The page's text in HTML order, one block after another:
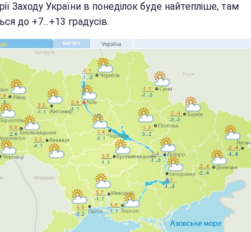
Заходу України в понеділок буде найтепліше, там
до +7...+13 градусів.